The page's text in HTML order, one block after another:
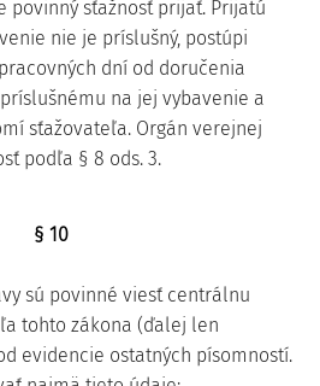
povinný sťažnosť prijať. Prijatú
nie je príslušný, postúpi
dní od doručenia
na jej vybavenie a
sťažovateľa. Orgán verejnej
podľa § 8 ods. 3.
§ 10
sú povinné viesť centrálnu
tohto zákona (ďalej len
evidencie ostatných písomností.